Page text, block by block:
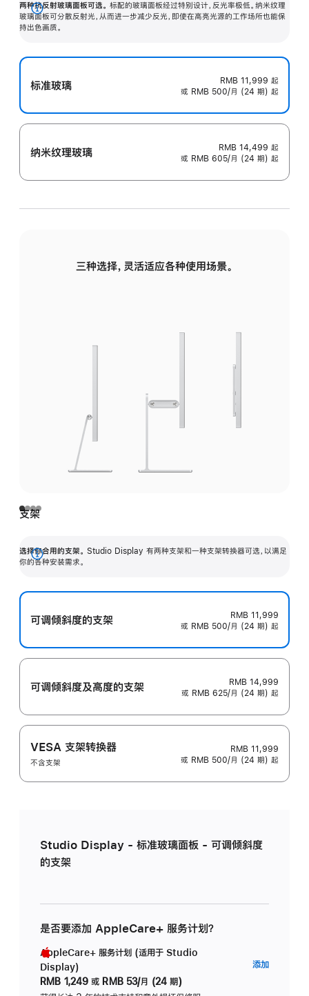
两种抗反射玻璃面板可选。 标配的玻璃面板经过特别设计，反光率极低。纳米纹理
玻璃面板可分散反射光，从而进一步减少反光，即使在高亮光源的工作场所也能保
持出色画质。
展
开
标准玻璃 RMB 11,999 起
或 RMB 500/月 (24 期) 起
纳米纹理玻璃 RMB 14,499 起
或 RMB 605/月 (24 期) 起
三种选择，灵活适应各种使用场景。
支架
选择你合用的支架。 Studio Display 有两种支架和一种支架转换器可选，以满足
你的各种安装需求。
展
可调倾斜度的支架
RMB 11,999
或 RMB 500/月 (24 期) 起
可调倾斜度及高‍度的支‍架
RMB 14,999
或 RMB 625/月 (24 期) 起
VESA 支架转换器
不含支架
RMB 11,999
或 RMB 500/月 (24 期) 起
Studio Display - 标准玻璃面板 - 可调倾斜度
的支架
是否要添加 AppleCare+ 服务计划？
AppleCare+ 服务计划 (适用于 Studio
Display)
RMB 1,249 或 RMB 53/月 (24 期)
添加